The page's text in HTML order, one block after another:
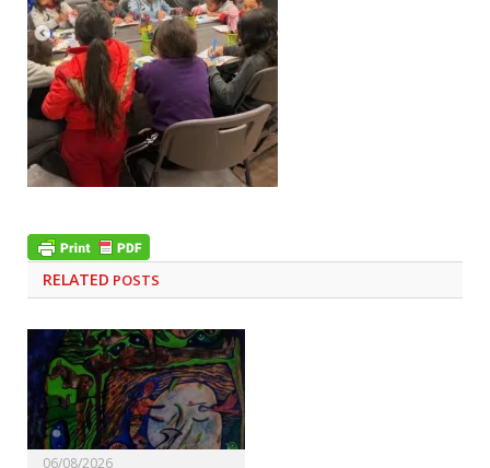
RELATED POSTS
06/08/2026